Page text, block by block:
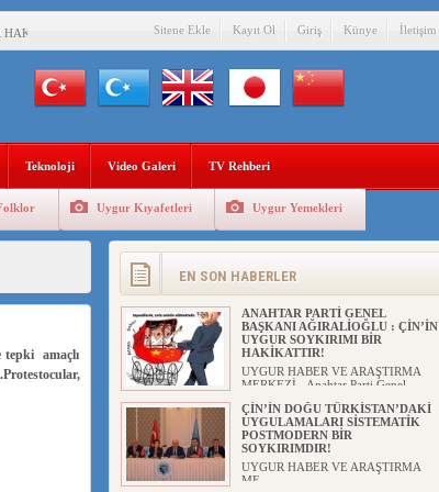
SOYKIRIMDIR!
ÇİZGİMİZDİR!”
SÜRÜYOR
İHTAR
KOPARDI
Sitene Ekle Kayıt Ol Giriş Künye İletişim
Teknoloji Video Galeri TV Rehberi
Uygur Kıyafetleri Uygur Yemekleri
tepki amaçlı
EN SON HABERLER
ANAHTAR PARTİ GENEL
BAŞKANI AĞIRALİOĞLU : ÇİN’İN
UYGUR SOYKIRIMI BİR
HAKİKATTIR!
UYGUR HABER VE ARAŞTIRMA
MERKEZİ Anahtar Parti Genel
ÇİN’İN DOĞU TÜRKİSTAN’DAKİ
UYGULAMALARI SİSTEMATİK
POSTMODERN BİR
SOYKIRIMDIR!
UYGUR HABER VE ARAŞTIRMA
ME...